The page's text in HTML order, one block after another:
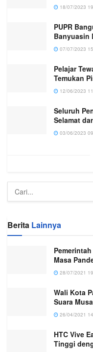
18/07/2023
PUPR
Banyuasin
07/07/2023
Pelajar
Temukan
12/06/2023
Seluruh
Selamat
03/06/2023
Berita Lainnya
Masa
28/07/2021
Wali Kota
Suara
26/04/2021
HTC Vive
Tinggi